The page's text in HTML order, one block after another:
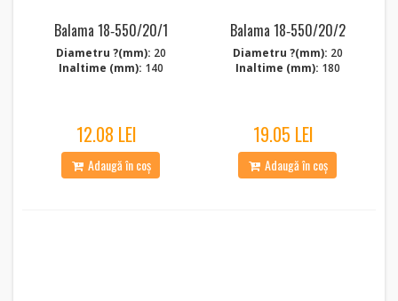
Balama 18‑550/20/1
Diametru ?(mm): 20
Inaltime (mm): 140
12.08 LEI
Adaugă în coș
Balama 18‑550/20/2
Diametru ?(mm): 20
Inaltime (mm): 180
19.05 LEI
Adaugă în coș